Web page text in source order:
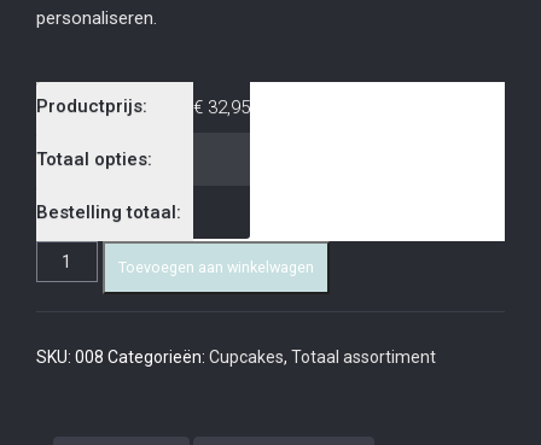
personaliseren.
Productprijs: € 32,95
Totaal opties:
Bestelling totaal:
Toevoegen aan winkelwagen
SKU: 008 Categorieën: Cupcakes, Totaal assortiment